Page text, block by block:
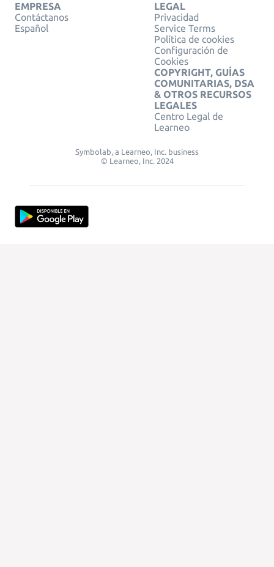
EMPRESA
Contáctanos
Español
LEGAL
Privacidad
Service Terms
Política de cookies
Configuración de
Cookies
COPYRIGHT, GUÍAS
COMUNITARIAS, DSA
& OTROS RECURSOS
LEGALES
Centro Legal de
Learneo
Symbolab, a Learneo, Inc. business
© Learneo, Inc. 2024